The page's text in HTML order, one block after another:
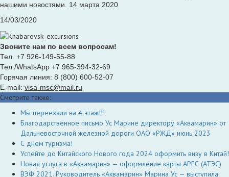
нашими новостями. 14 марта 2020
14/03/2020
Звоните нам по всем вопросам!
Тел. +7 926-149-55-88
Тел./WhatsApp +7 965-394-32-69
Горячая линия: 8 (800) 600-52-07
E-mail: visa-msc@mail.ru
Смотрите также:
Мы переехали на 4 этаж!!!
Благодарственное письмо Ус Марине директору «Аквамарин» от
Дальневосточной железной дороги ОАО «РЖД» июнь 2023
С днем туризма!
Успейте до Китайского Нового года 2024 оформить визу в Китай!
Новая услуга в «Аквамарин» — оформление карты АРЕС (АТЭС)
ВЭФ 2021. Руководитель «Аквамарин» Марина Ус — выступила